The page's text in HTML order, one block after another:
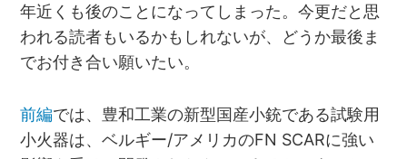
年近くも後のことになってしまった。今更だと思
われる読者もいるかもしれないが、どうか最後ま
でお付き合い願いたい。
前編では、豊和工業の新型国産小銃である試験用
小火器は、ベルギー/アメリカのFN SCARに強い